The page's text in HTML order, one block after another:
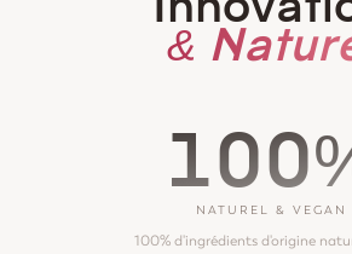
&
NATUREL & VEGAN
100% d'ingrédients d'origine